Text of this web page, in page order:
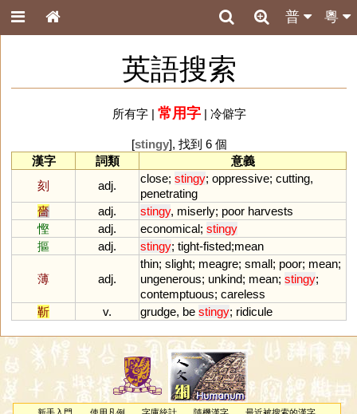
粵
普
英語搜索
所有字| 常用字| 冷僻字
[stingy], 找到 6 個
漢字
詞類
意義
刻
adj.
close; stingy; oppressive; cutting,
penetrating
嗇
adj. stingy, miserly; poor harvests
慳
adj. economical; stingy
摳
adj. stingy; tight-fisted;mean
薄 adj.
thin; slight; meagre; small; poor; mean;
ungenerous; unkind; mean; stingy;
contemptuous; careless
靳
v. grudge, be stingy; ridicule